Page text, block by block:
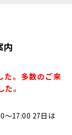
内
た。多数のご来
。
～17:00 27日は